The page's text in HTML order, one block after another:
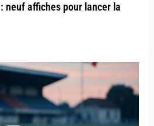
neuf affiches pour lancer la